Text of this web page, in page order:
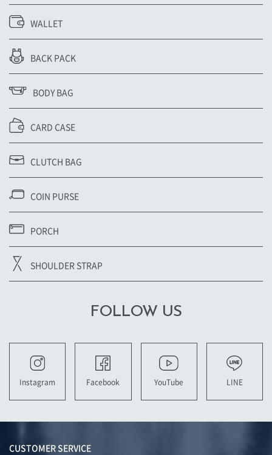
WALLET
BACK PACK
BODY BAG
CARD CASE
CLUTCH BAG
COIN PURSE
PORCH
SHOULDER STRAP
FOLLOW US
Instagram Facebook YouTube LINE
CUSTOMER SERVICE